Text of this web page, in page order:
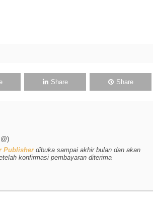
Share Share
Publisherdibuka sampai akhir bulan dan akan
konfirmasi pembayaran diterima